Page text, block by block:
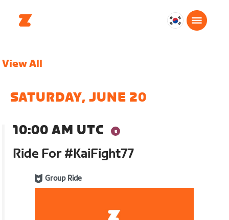
대
View All
SATURDAY, JUNE 20
10:00 AM UTC
Ride For #KaiFight77
Group Ride